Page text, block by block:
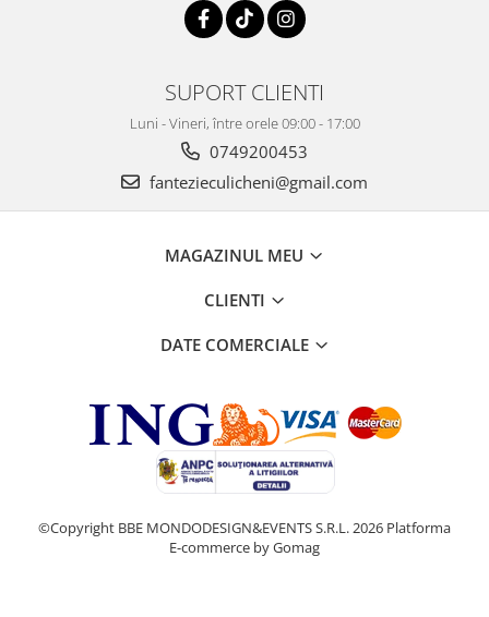
SUPORT CLIENTI
Luni - Vineri, între orele 09:00 - 17:00
0749200453
fantezieculicheni@gmail.com
MAGAZINUL MEU
CLIENTI
DATE COMERCIALE
©Copyright BBE MONDODESIGN&EVENTS S.R.L. 2026 Platforma
E-commerce by Gomag